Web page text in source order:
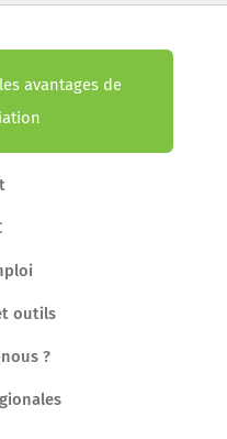
avantages de
outils
?